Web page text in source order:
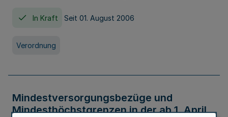
In Kraft Seit 01. August 2006
Verordnung
Mindestversorgungsbezüge und
Mindesthöchstgrenzen in der ab 1. April